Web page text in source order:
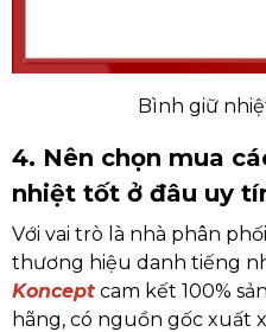
Bình giữ
4. Nên chọn mua
nhiệt tốt ở đâu uy
Với vai trò là nhà phân
thương hiệu danh tiếng
Koncept cam kết 100%
hãng, có nguồn gốc xuất